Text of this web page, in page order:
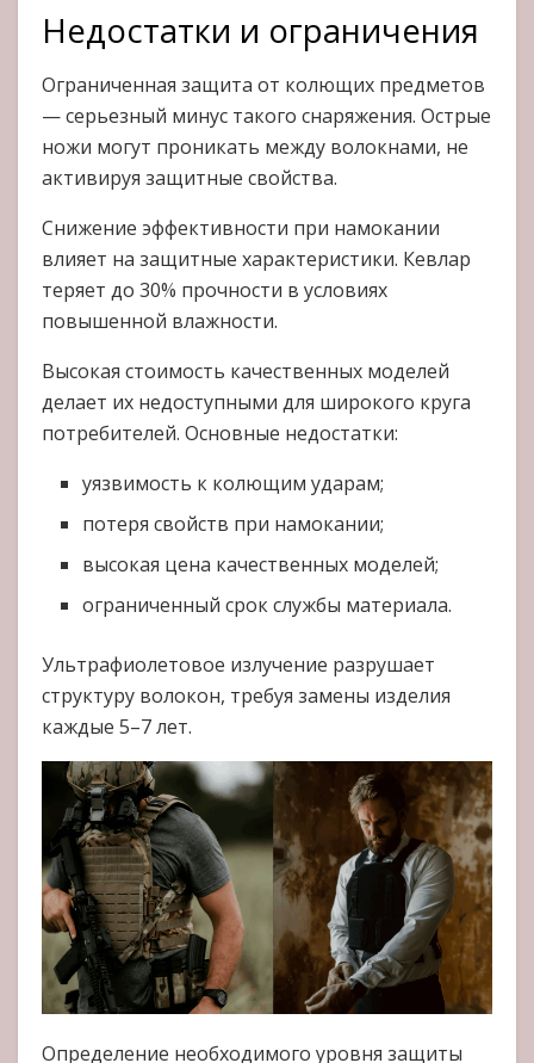
Недостатки и ограничения
Ограниченная защита от колющих предметов
— серьезный минус такого снаряжения. Острые
ножи могут проникать между волокнами, не
активируя защитные свойства.
Снижение эффективности при намокании
влияет на защитные характеристики. Кевлар
теряет до 30% прочности в условиях
повышенной влажности.
Высокая стоимость качественных моделей
делает их недоступными для широкого круга
потребителей. Основные недостатки:
уязвимость к колющим ударам;
потеря свойств при намокании;
высокая цена качественных моделей;
ограниченный срок службы материала.
Ультрафиолетовое излучение разрушает
структуру волокон, требуя замены изделия
каждые 5–7 лет.
Определение необходимого уровня защиты